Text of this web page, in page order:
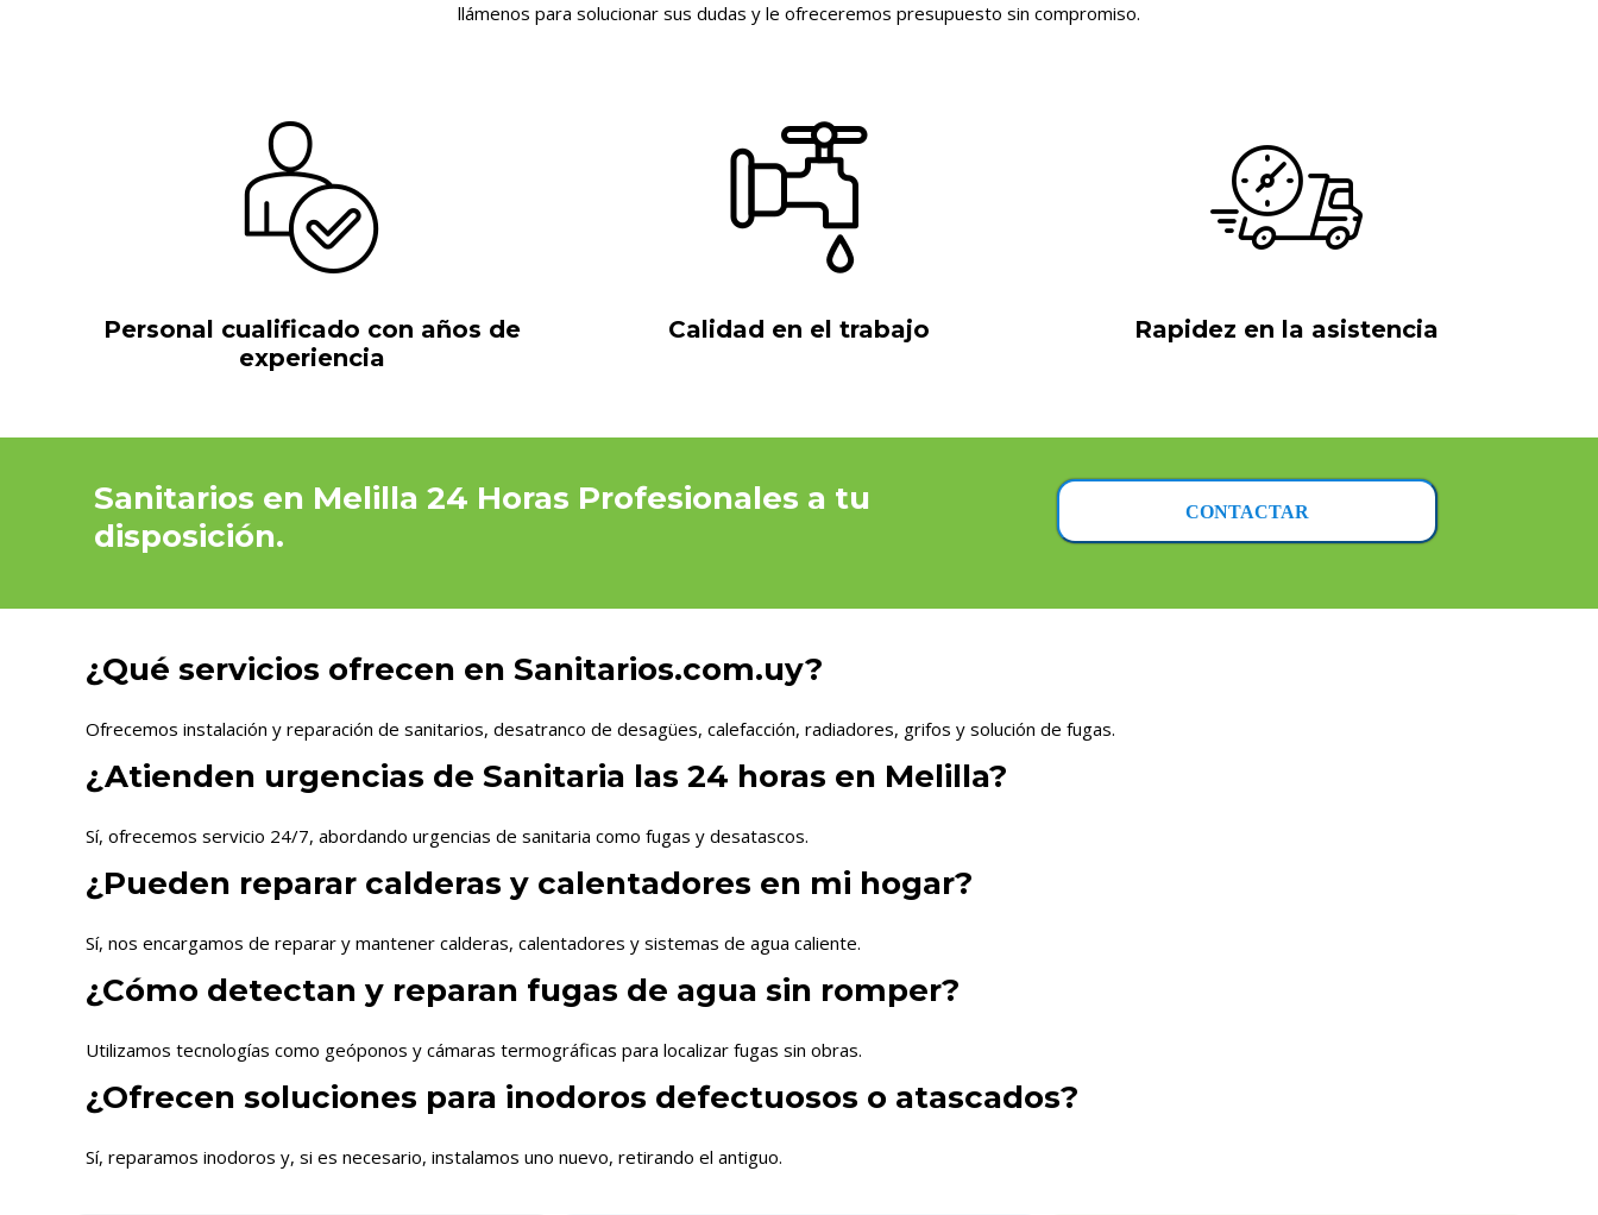
llámenos para solucionar sus dudas y le ofreceremos presupuesto sin compromiso.
Personal cualificado con años de
experiencia
Calidad en el trabajo Rapidez en la asistencia
Sanitarios en Melilla 24 Horas Profesionales a tu
disposición.
CONTACTAR
¿Qué servicios ofrecen en Sanitarios.com.uy?
Ofrecemos instalación y reparación de sanitarios, desatranco de desagües, calefacción, radiadores, grifos y solución de fugas.
¿Atienden urgencias de Sanitaria las 24 horas en Melilla?
Sí, ofrecemos servicio 24/7, abordando urgencias de sanitaria como fugas y desatascos.
¿Pueden reparar calderas y calentadores en mi hogar?
Sí, nos encargamos de reparar y mantener calderas, calentadores y sistemas de agua caliente.
¿Cómo detectan y reparan fugas de agua sin romper?
Utilizamos tecnologías como geóponos y cámaras termográficas para localizar fugas sin obras.
¿Ofrecen soluciones para inodoros defectuosos o atascados?
Sí, reparamos inodoros y, si es necesario, instalamos uno nuevo, retirando el antiguo.